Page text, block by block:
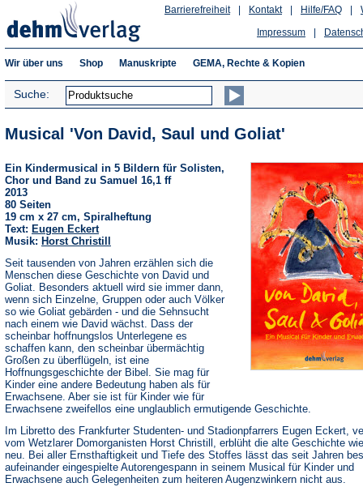
Hilfe/FAQ
Kontakt
Barrierefreiheit
Impressum
Wir über uns Shop Manuskripte GEMA, Rechte & Kopien
Suche:
Musical 'Von David, Saul und Goliat'
Ein Kindermusical in 5 Bildern für Solisten,
Chor und Band zu Samuel 16,1 ff
2013
80 Seiten
19 cm x 27 cm, Spiralheftung
Text: Eugen Eckert
Musik: Horst Christill
Seit tausenden von Jahren erzählen sich die
Menschen diese Geschichte von David und
Goliat. Besonders aktuell wird sie immer dann,
wenn sich Einzelne, Gruppen oder auch Völker
so wie Goliat gebärden - und die Sehnsucht
nach einem wie David wächst. Dass der
scheinbar hoffnungslos Unterlegene es
schaffen kann, den scheinbar übermächtig
Großen zu überflügeln, ist eine
Hoffnungsgeschichte der Bibel. Sie mag für
Kinder eine andere Bedeutung haben als für
Erwachsene. Aber sie ist für Kinder wie für
Erwachsene zweifellos eine unglaublich ermutigende Geschichte.
Im Libretto des Frankfurter Studenten- und Stadionpfarrers Eugen Eckert,
vom Wetzlarer Domorganisten Horst Christill, erblüht die alte Geschichte
neu. Bei aller Ernsthaftigkeit und Tiefe des Stoffes lässt das seit Jahren
aufeinander eingespielte Autorengespann in seinem Musical für Kinder und
Erwachsene auch Gelegenheiten zum heiteren Augenzwinkern nicht aus.